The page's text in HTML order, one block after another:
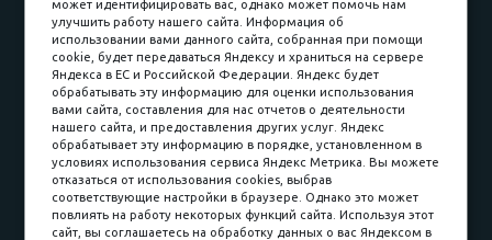
Наши работы
Оплата
Доставка и сборка
Гарантии
Карьера в компании
Контакты
Принимаем к оплате
Наличные
может идентифицировать вас, однако может помочь нам
улучшить работу нашего сайта. Информация об
использовании вами данного сайта, собранная при помощи
cookie, будет передаваться Яндексу и храниться на сервере
Яндекса в ЕС и Российской Федерации. Яндекс будет
обрабатывать эту информацию для оценки использования
вами сайта, составления для нас отчетов о деятельности
нашего сайта, и предоставления других услуг. Яндекс
обрабатывает эту информацию в порядке, установленном в
условиях использования сервиса Яндекс Метрика. Вы можете
отказаться от использования cookies, выбрав
соответствующие настройки в браузере. Однако это может
повлиять на работу некоторых функций сайта. Используя этот
сайт, вы соглашаетесь на обработку данных о вас Яндексом в